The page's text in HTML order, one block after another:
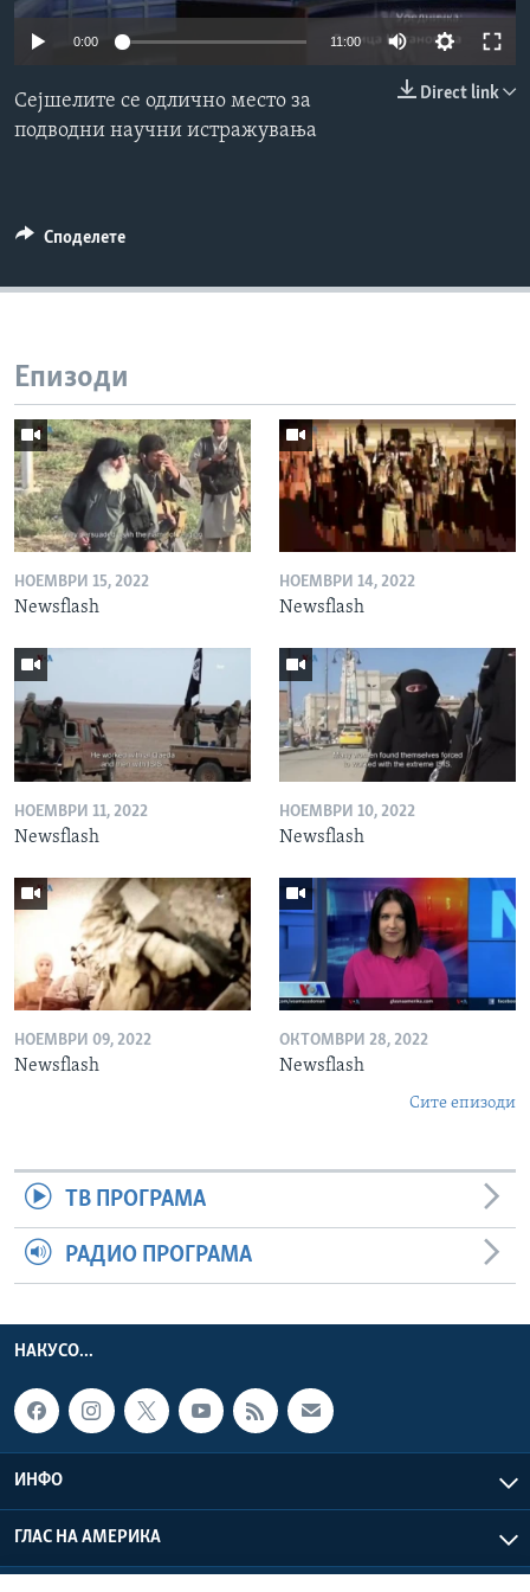
ИНТЕРВЈУА
Јазици
0:00 11:00
Direct link
Сејшелите се одлично место за
подводни научни истражувања
Споделете
Епизоди
НОЕМВРИ 15, 2022
Newsflash
НОЕМВРИ 14, 2022
Newsflash
НОЕМВРИ 11, 2022
Newsflash
НОЕМВРИ 10, 2022
Newsflash
НОЕМВРИ 09, 2022
Newsflash
ОКТОМВРИ 28, 2022
Newsflash
Сите епизоди
ТВ ПРОГРАМА
РАДИО ПРОГРАМА
НАКУСО...
ИНФО
ГЛАС НА АМЕРИКА